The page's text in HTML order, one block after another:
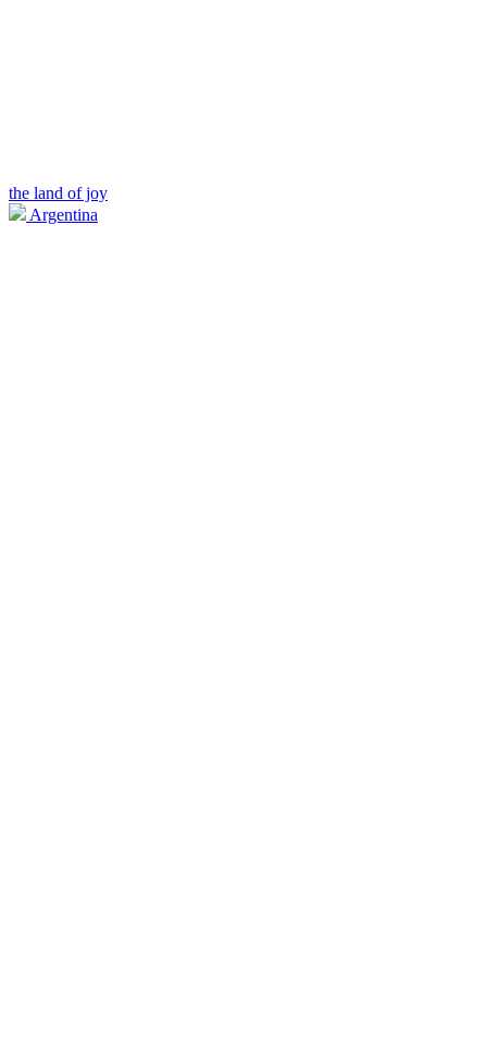
the land of joy
Argentina